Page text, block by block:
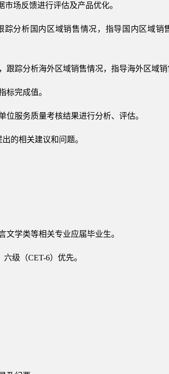
市场反馈进行评估及产品优化。
分析国内区域销售情况，指导国内区域销
跟踪分析海外区域销售情况，指导海外区
标完成值。
位服务质量考核结果进行分析、评估。
的相关建议和问题。
文学类等相关专业应届毕业生。
级（CET-6）优先。